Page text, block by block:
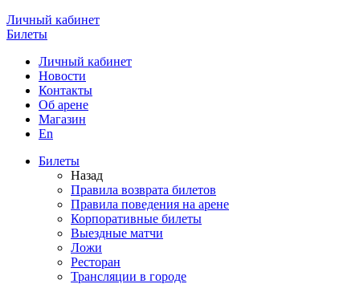
Личный кабинет
Билеты
Личный кабинет
Новости
Контакты
Об арене
Магазин
En
Билеты
Назад
Правила возврата билетов
Правила поведения на арене
Корпоративные билеты
Выездные матчи
Ложи
Ресторан
Трансляции в городе